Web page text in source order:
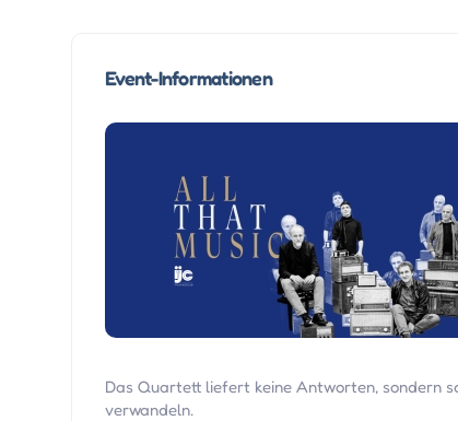
Event-Informationen
Das Quartett liefert keine Antworten, sondern
verwandeln.